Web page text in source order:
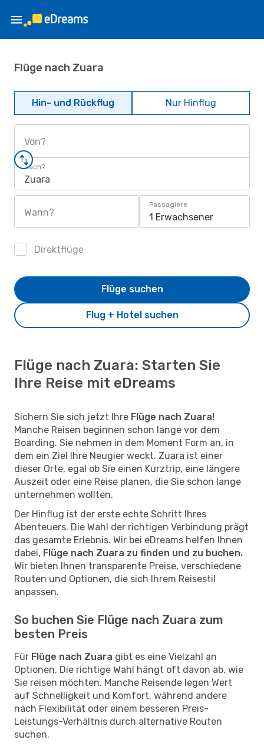
Flüge nach Zuara
Hin- und Rückflug Nur Hinflug
Von?
Nach?
Zuara
Wann?
Passagiere
1 Erwachsener
Direktflüge
Flug + Hotel suchen
Flüge suchen
Flüge nach Zuara: Starten Sie
Ihre Reise mit eDreams
Sichern Sie sich jetzt Ihre Flüge nach Zuara!
Manche Reisen beginnen schon lange vor dem
Boarding. Sie nehmen in dem Moment Form an, in
dem ein Ziel Ihre Neugier weckt. Zuara ist einer
dieser Orte, egal ob Sie einen Kurztrip, eine längere
Auszeit oder eine Reise planen, die Sie schon lange
unternehmen wollten.
Der Hinflug ist der erste echte Schritt Ihres
Abenteuers. Die Wahl der richtigen Verbindung prägt
das gesamte Erlebnis. Wir bei eDreams helfen Ihnen
dabei, Flüge nach Zuara zu finden und zu buchen.
Wir bieten Ihnen transparente Preise, verschiedene
Routen und Optionen, die sich Ihrem Reisestil
anpassen.
So buchen Sie Flüge nach Zuara zum
besten Preis
Für Flüge nach Zuara gibt es eine Vielzahl an
Optionen. Die richtige Wahl hängt oft davon ab, wie
Sie reisen möchten. Manche Reisende legen Wert
auf Schnelligkeit und Komfort, während andere
nach Flexibilität oder einem besseren Preis-
Leistungs-Verhältnis durch alternative Routen
suchen.